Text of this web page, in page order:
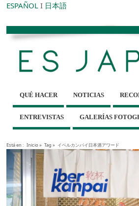
ESPAÑOL I 日本語
QUÉ HACER NOTICIAS
ENTREVISTAS GALERÍAS
Está en : Inicio» Tag » イベルカンパイ日本酒アワード